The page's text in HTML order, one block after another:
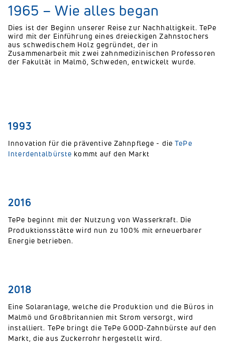
1965 – Wie alles began
Dies ist der Beginn unserer Reise zur Nachhaltigkeit. TePe
wird mit der Einführung eines dreieckigen Zahnstochers
aus schwedischem Holz gegründet, der in
Zusammenarbeit mit zwei zahnmedizinischen Professoren
der Fakultät in Malmö, Schweden, entwickelt wurde.
1993
Innovation für die präventive Zahnpflege - dieTePe
Interdentalbürste kommt auf den Markt
2016
TePe beginnt mit der Nutzung von Wasserkraft. Die
Produktionsstätte wird nun zu 100% mit erneuerbarer
Energie betrieben.
2018
Eine Solaranlage, welche die Produktion und die Büros in
Malmö und Großbritannien mit Strom versorgt, wird
installiert. TePe bringt die TePe GOOD-Zahnbürste auf den
Markt, die aus Zuckerrohr hergestellt wird.